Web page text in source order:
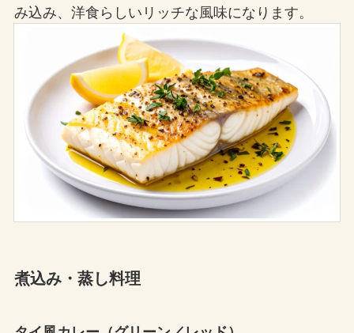
み込み、洋食らしいリッチな風味になります。
煮込み・蒸し料理